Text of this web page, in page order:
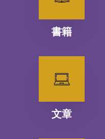
書籍
文章